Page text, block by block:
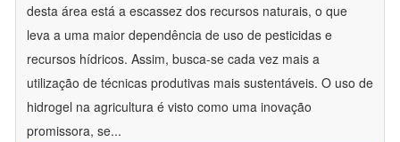
desta área está a escassez dos recursos naturais, o que
leva a uma maior dependência de uso de pesticidas e
recursos hídricos. Assim, busca-se cada vez mais a
utilização de técnicas produtivas mais sustentáveis. O uso de
hidrogel na agricultura é visto como uma inovação
promissora, se...